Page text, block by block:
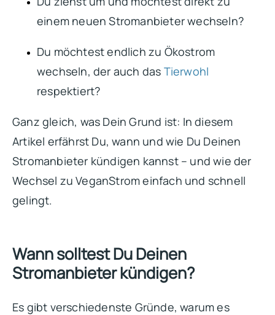
einem neuen Stromanbieter wechseln?
Du möchtest endlich zu Ökostrom
wechseln, der auch das Tierwohl
respektiert?
Ganz gleich, was Dein Grund ist: In diesem
Artikel erfährst Du, wann und wie Du Deinen
Stromanbieter kündigen kannst – und wie der
Wechsel zu VeganStrom einfach und schnell
gelingt.
Wann solltest Du Deinen
Stromanbieter kündigen?
Es gibt verschiedenste Gründe, warum es